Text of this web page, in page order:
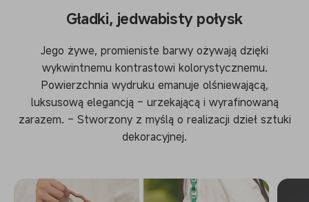
Gładki, jedwabisty połysk
Jego żywe, promieniste barwy ożywają dzięki
wykwintnemu kontrastowi kolorystycznemu.
Powierzchnia wydruku emanuje olśniewającą,
luksusową elegancją – urzekającą i wyrafinowaną
zarazem. – Stworzony z myślą o realizacji dzieł sztuki
dekoracyjnej.